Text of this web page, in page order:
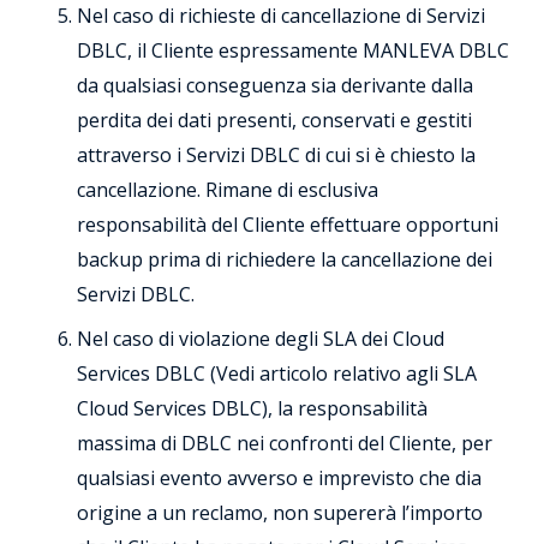
Nel caso di richieste di cancellazione di Servizi
DBLC, il Cliente espressamente MANLEVA DBLC
da qualsiasi conseguenza sia derivante dalla
perdita dei dati presenti, conservati e gestiti
attraverso i Servizi DBLC di cui si è chiesto la
cancellazione. Rimane di esclusiva
responsabilità del Cliente effettuare opportuni
backup prima di richiedere la cancellazione dei
Servizi DBLC.
Nel caso di violazione degli SLA dei Cloud
Services DBLC (Vedi articolo relativo agli SLA
Cloud Services DBLC), la responsabilità
massima di DBLC nei confronti del Cliente, per
qualsiasi evento avverso e imprevisto che dia
origine a un reclamo, non supererà l’importo